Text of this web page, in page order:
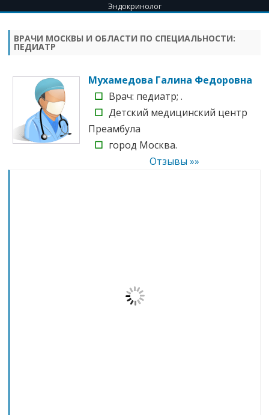
Эндокринолог
Перейти
содержимому
ВРАЧИ МОСКВЫ И ОБЛАСТИ ПО СПЕЦИАЛЬНОСТИ:
ПЕДИАТР
Мухамедова Галина Федоровна
☐ Врач: педиатр; .
☐ Детский медицинский центр
Преамбула
☐ город Москва.
Отзывы »»